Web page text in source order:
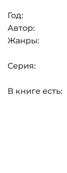
Год:
Автор:
Жанры:
Серия:
В книге есть: